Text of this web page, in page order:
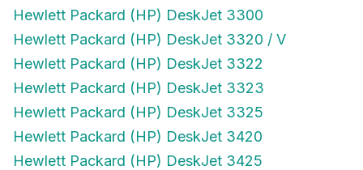
Hewlett Packard (HP) DeskJet 3300
Hewlett Packard (HP) DeskJet 3320 / V
Hewlett Packard (HP) DeskJet 3322
Hewlett Packard (HP) DeskJet 3323
Hewlett Packard (HP) DeskJet 3325
Hewlett Packard (HP) DeskJet 3420
Hewlett Packard (HP) DeskJet 3425